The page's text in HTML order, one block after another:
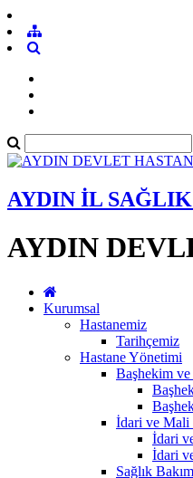
AYDIN İL
AYDIN
Kurumsal
Hastanemiz
Tarihçemiz
Hastane Yönetimi
Başhekim ve
İdari ve Mali
İdari
İdari
Sağlık